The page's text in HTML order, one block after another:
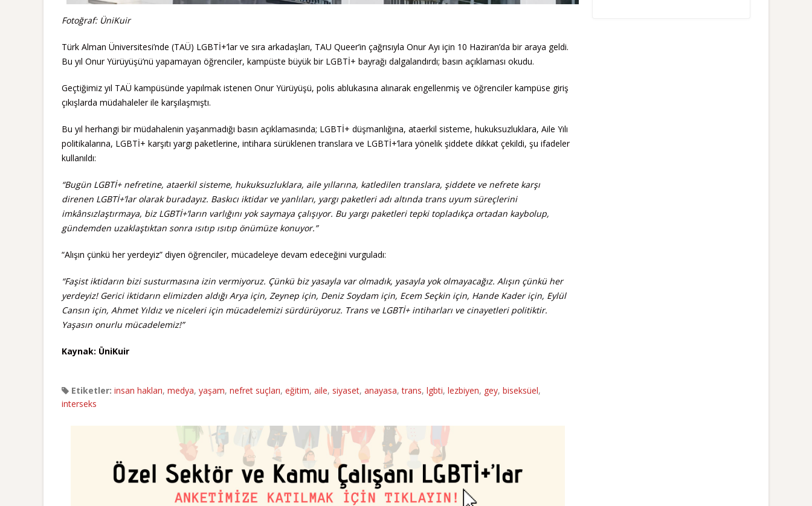
Fotoğraf: ÜniKuir
Türk Alman Üniversitesi’nde (TAÜ) LGBTİ+’lar ve sıra arkadaşları, TAU Queer’in çağrısıyla Onur Ayı için 10 Haziran’da bir araya geldi.
Bu yıl Onur Yürüyüşü’nü yapamayan öğrenciler, kampüste büyük bir LGBTİ+ bayrağı dalgalandırdı; basın açıklaması okudu.
Geçtiğimiz yıl TAÜ kampüsünde yapılmak istenen Onur Yürüyüşü, polis ablukasına alınarak engellenmiş ve öğrenciler kampüse giriş
çıkışlarda müdahaleler ile karşılaşmıştı.
Bu yıl herhangi bir müdahalenin yaşanmadığı basın açıklamasında; LGBTİ+ düşmanlığına, ataerkil sisteme, hukuksuzluklara, Aile Yılı
politikalarına, LGBTİ+ karşıtı yargı paketlerine, intihara sürüklenen translara ve LGBTİ+’lara yönelik şiddete dikkat çekildi, şu ifadeler
kullanıldı:
“Bugün LGBTİ+ nefretine, ataerkil sisteme, hukuksuzluklara, aile yıllarına, katledilen translara, şiddete ve nefrete karşı
direnen LGBTİ+’lar olarak buradayız. Baskıcı iktidar ve yanlıları, yargı paketleri adı altında trans uyum süreçlerini
imkânsızlaştırmaya, biz LGBTİ+’ların varlığını yok saymaya çalışıyor. Bu yargı paketleri tepki topladıkça ortadan kaybolup,
gündemden uzaklaştıktan sonra ısıtıp ısıtıp önümüze konuyor.”
“Alışın çünkü her yerdeyiz” diyen öğrenciler, mücadeleye devam edeceğini vurguladı:
“Faşist iktidarın bizi susturmasına izin vermiyoruz. Çünkü biz yasayla var olmadık, yasayla yok olmayacağız. Alışın çünkü her
yerdeyiz! Gerici iktidarın elimizden aldığı Arya için, Zeynep için, Deniz Soydam için, Ecem Seçkin için, Hande Kader için, Eylül
Cansın için, Ahmet Yıldız ve niceleri için mücadelemizi sürdürüyoruz. Trans ve LGBTİ+ intiharları ve cinayetleri politiktir.
Yaşasın onurlu mücadelemiz!”
Kaynak: ÜniKuir
Etiketler: insan hakları, medya, yaşam, nefret suçları, eğitim, aile, siyaset, anayasa,trans, lgbti, lezbiyen, gey, biseksüel,
interseks